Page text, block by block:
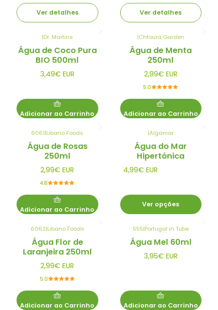
Ver detalhes Ver detalhes
|Dr. Martins
Água de Coco Pura
BIO 500ml
3,49€ EUR
Adicionar ao Carrinho
|Chtoura Garden
Água de Menta
250ml
2,99€ EUR
5.0
Adicionar ao Carrinho
6061|Libano Foods
Água de Rosas
250ml
2,99€ EUR
4.8
Adicionar ao Carrinho
|Algamar
Água do Mar
Hipertónica
4,99€ EUR
Ver opções
6062|Libano Foods
Água Flor de
Laranjeira 250ml
2,99€ EUR
5.0
Adicionar ao Carrinho
555|Portugal in Tube
Água Mel 60ml
3,95€ EUR
Adicionar ao Carrinho